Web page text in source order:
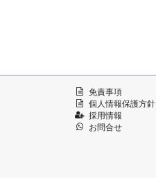
免責事項
個人情報保護方針
採用情報
お問合せ